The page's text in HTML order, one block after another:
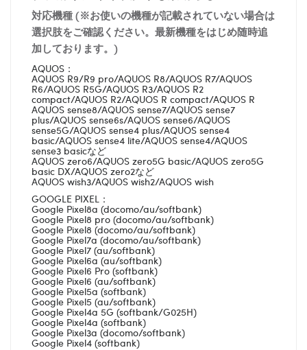
対応機種 (※お使いの機種が記載されていない場合は
選択肢をご確認ください。最新機種をはじめ随時追
加しております。)
AQUOS：
AQUOS R9/R9 pro/AQUOS R8/AQUOS R7/AQUOS
R6/AQUOS R5G/AQUOS R3/AQUOS R2
compact/AQUOS R2/AQUOS R compact/AQUOS R
AQUOS sense8/AQUOS sense7/AQUOS sense7
plus/AQUOS sense6s/AQUOS sense6/AQUOS
sense5G/AQUOS sense4 plus/AQUOS sense4
basic/AQUOS sense4 lite/AQUOS sense4/AQUOS
sense3 basicなど
AQUOS zero6/AQUOS zero5G basic/AQUOS zero5G
basic DX/AQUOS zero2など
AQUOS wish3/AQUOS wish2/AQUOS wish
GOOGLE PIXEL：
Google Pixel8a (docomo/au/softbank)
Google Pixel8 pro (docomo/au/softbank)
Google Pixel8 (docomo/au/softbank)
Google Pixel7a (docomo/au/softbank)
Google Pixel7 (au/softbank)
Google Pixel6a (au/softbank)
Google Pixel6 Pro (softbank)
Google Pixel6 (au/softbank)
Google Pixel5a (softbank)
Google Pixel5 (au/softbank)
Google Pixel4a 5G (softbank/G025H)
Google Pixel4a (softbank)
Google Pixel3a (docomo/softbank)
Google Pixel4 (softbank)